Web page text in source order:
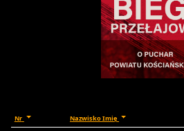
Nr Nazwisko Imię